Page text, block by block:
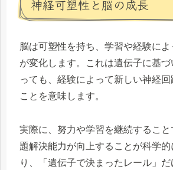
神経可塑性と脳の成長
脳は可塑性を持ち、学習や経験に
が変化します。これは遺伝子に基
っても、経験によって新しい神経
ことを意味します。
実際に、努力や学習を継続すること
題解決能力が向上することが科学
り、「遺伝子で決まったレール」だ